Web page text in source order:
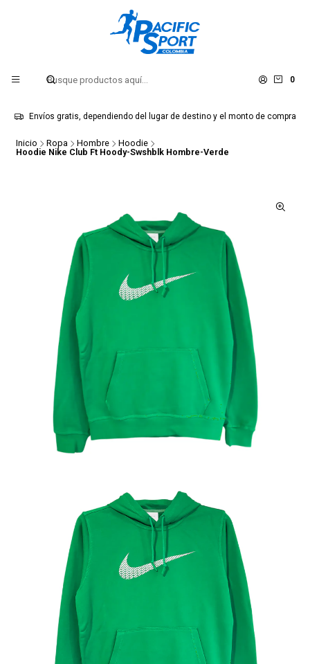
0
Envíos gratis, dependiendo del lugar de destino y el monto de compra
Inicio Ropa Hombre
Hoodie
Hoodie Nike Club Ft Hoody-Swshblk Hombre-Verde